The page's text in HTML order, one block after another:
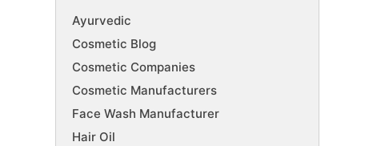
Ayurvedic
Cosmetic Blog
Cosmetic Companies
Cosmetic Manufacturers
Face Wash Manufacturer
Hair Oil